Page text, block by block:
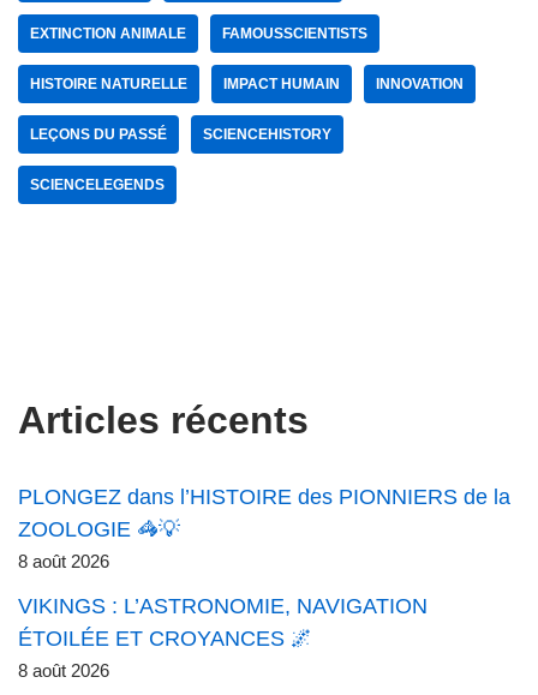
EXTINCTION ANIMALE FAMOUSSCIENTISTS
HISTOIRE NATURELLE IMPACT HUMAIN INNOVATION
LEÇONS DU PASSÉ SCIENCEHISTORY
SCIENCELEGENDS
Articles récents
PLONGEZ dans l’HISTOIRE des PIONNIERS de la
ZOOLOGIE 🦓💡
8 août 2026
VIKINGS : L’ASTRONOMIE, NAVIGATION
ÉTOILÉE ET CROYANCES 🌌
8 août 2026